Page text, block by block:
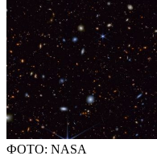
ФОТО: NASA